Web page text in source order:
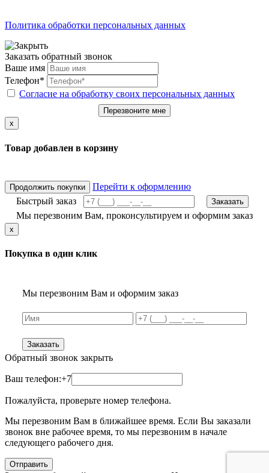
Политика обработки персональных данных
Заказать обратный звонок
Ваше имя
Телефон*
Согласие на обработку своих персональных данных
Перезвоните мне
x
Товар добавлен в корзину
Продолжить покупки
Перейти к оформлению
Быстрый заказ
Заказать
Мы перезвоним Вам, проконсультируем и оформим заказ
x
Покупка в один клик
Мы перезвоним Вам и оформим заказ
Заказать
Обратный звонок закрыть
Ваш телефон:+7
Пожалуйста, проверьте номер телефона.
Мы перезвоним Вам в ближайшее время. Если Вы заказали
звонок вне рабочее время, то мы перезвоним в начале
следующего рабочего дня.
Отправить